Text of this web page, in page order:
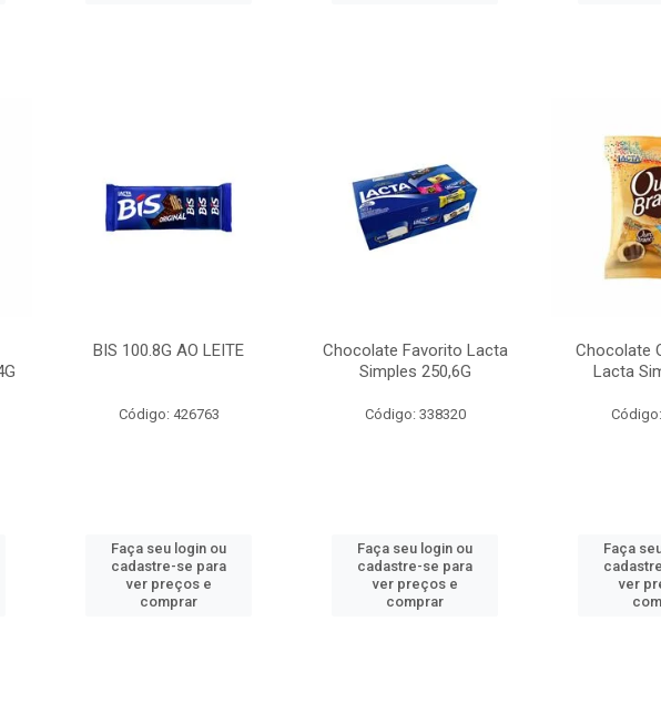
BIS 100.8G AO LEITE
Código: 426763
Faça seu login ou
cadastre-se para
ver preços e
comprar
Chocolate Favorito Lacta
Simples 250,6G
Código: 338320
Faça seu login ou
cadastre-se para
ver preços e
comprar
Chocolate
Lacta
Faça
ver